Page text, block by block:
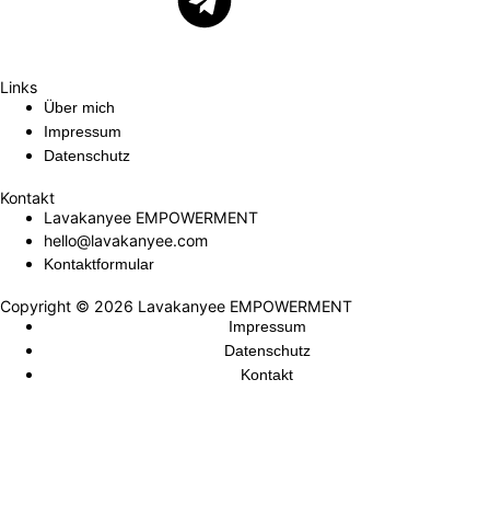
Links
Über mich
Impressum
Datenschutz
Kontakt
Lavakanyee EMPOWERMENT
hello@lavakanyee.com
Kontaktformular
Copyright © 2026 Lavakanyee EMPOWERMENT
Impressum
Datenschutz
Kontakt